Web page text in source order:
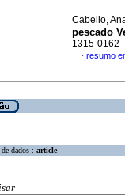
Cabello,
pescado
1315-0162
· resumo
de dados : article